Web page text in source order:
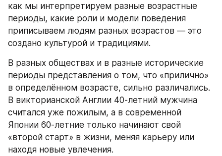
как мы интерпретируем разные возрастные
периоды, какие роли и модели поведения
приписываем людям разных возрастов — это
создано культурой и традициями.
В разных обществах и в разные исторические
периоды представления о том, что «прилично»
в определённом возрасте, сильно различались.
В викторианской Англии 40-летний мужчина
считался уже пожилым, а в современной
Японии 60-летние только начинают свой
«второй старт» в жизни, меняя карьеру или
находя новые увлечения.